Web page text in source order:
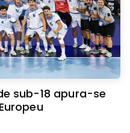
sub-18 apura-se